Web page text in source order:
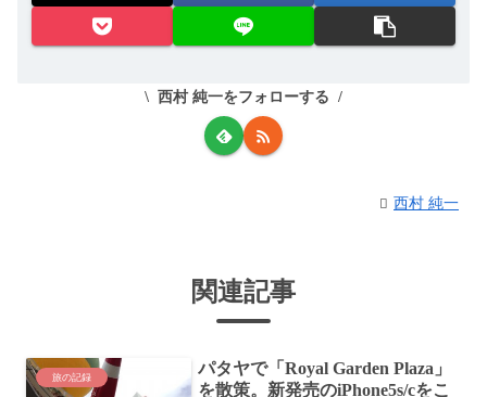
西村 純一をフォローする
西村 純一
関連記事
旅の記録
パタヤで「Royal Garden Plaza」
を散策。新発売のiPhone5s/cをこ